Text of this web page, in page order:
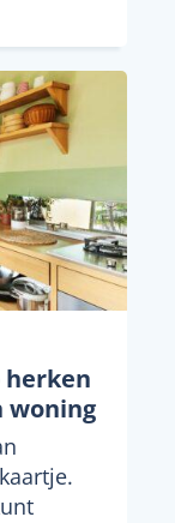
herken
woning